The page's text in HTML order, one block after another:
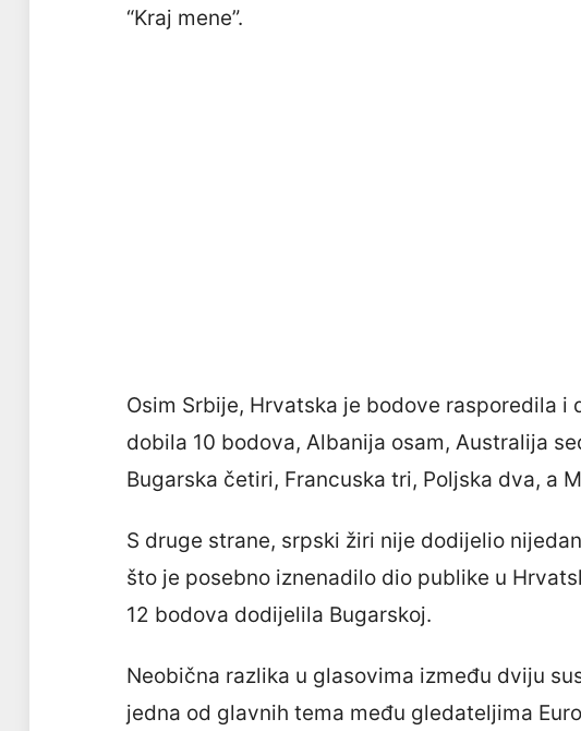
“Kraj mene”.
Osim Srbije, Hrvatska je bodove rasporedila i
dobila 10 bodova, Albanija osam, Australija
Bugarska četiri, Francuska tri, Poljska dva, a
S druge strane, srpski žiri nije dodijelio
što je posebno iznenadilo dio publike u
12 bodova dodijelila Bugarskoj.
Neobična razlika u glasovima između dviju
jedna od glavnih tema među gledateljima